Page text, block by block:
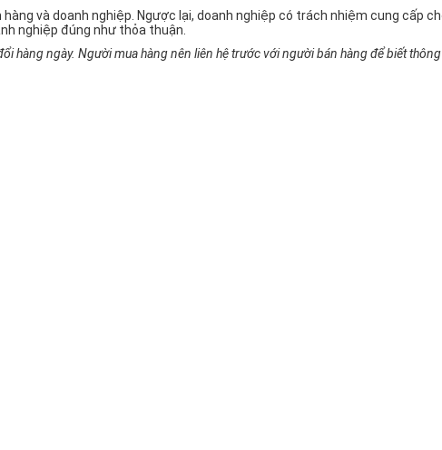
và doanh nghiệp. Ngược lại, doanh nghiệp có trách nhiệm cung cấp
nghiệp đúng như thỏa thuận.
hàng ngày. Người mua hàng nên liên hệ trước với người bán hàng để biết thông